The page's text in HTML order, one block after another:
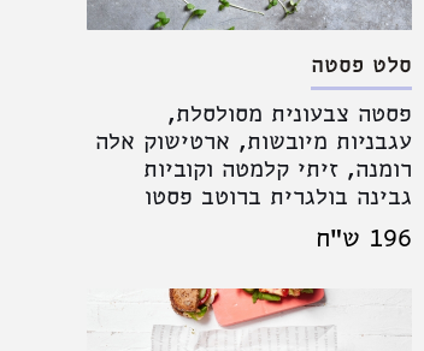
סלט פסטה
פסטה צבעונית מסולסלת,
עגבניות מיובשות, ארטישוק אלה
רומנה, זיתי קלמטה וקוביות
גבינה בולגרית ברוטב פסטו
196 ש"ח